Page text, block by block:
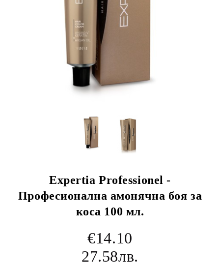
Expertia Professionel -
Професионална амонячна боя за
коса 100 мл.
€14.10
27.58лв.